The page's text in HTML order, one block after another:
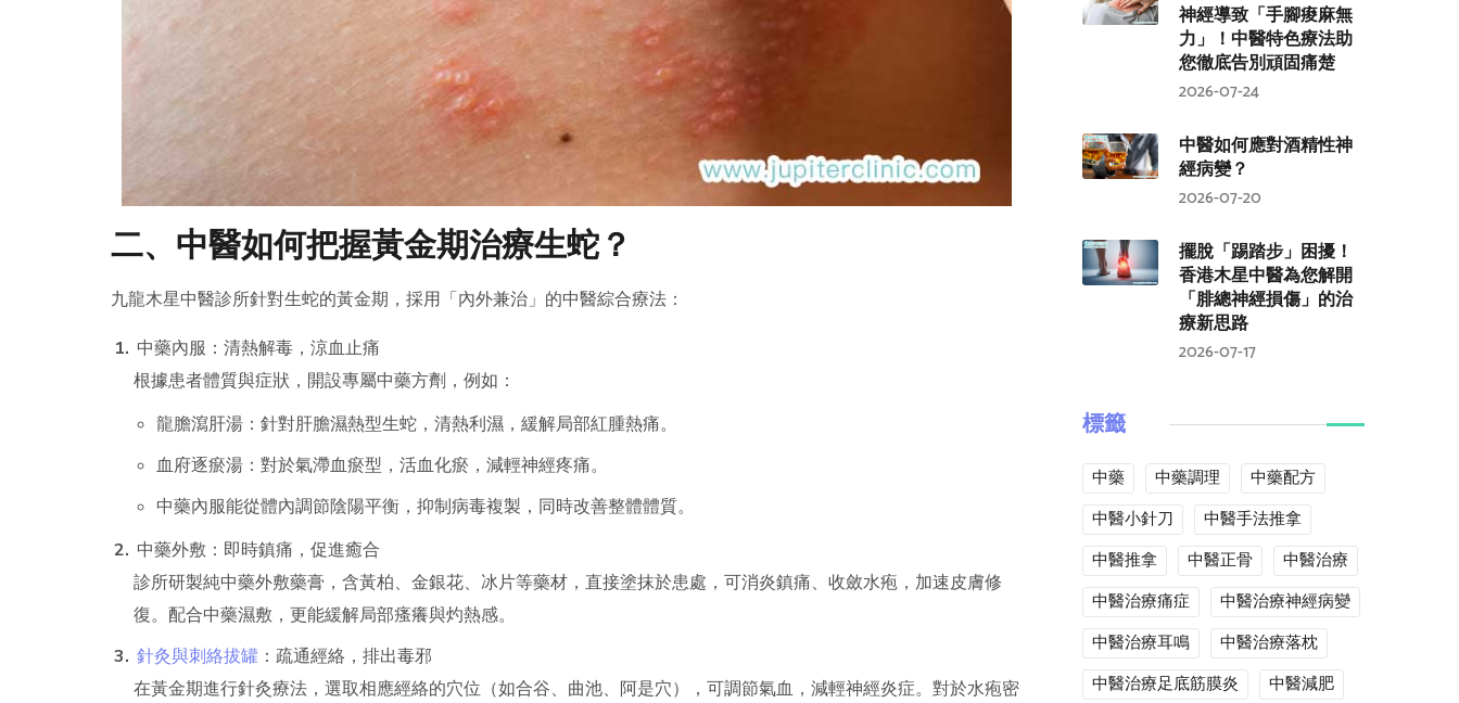
二、中醫如何把握黃金期治療生蛇？
九龍木星中醫診所針對生蛇的黃金期，採用「內外兼治」的中醫綜合療法：
中藥內服：清熱解毒，涼血止痛
根據患者體質與症狀，開設專屬中藥方劑，例如：
龍膽瀉肝湯：針對肝膽濕熱型生蛇，清熱利濕，緩解局部紅腫熱痛。
血府逐瘀湯：對於氣滯血瘀型，活血化瘀，減輕神經疼痛。
中藥內服能從體內調節陰陽平衡，抑制病毒複製，同時改善整體體質。
中藥外敷：即時鎮痛，促進癒合
診所研製純中藥外敷藥膏，含黃柏、金銀花、冰片等藥材，直接塗抹於患處，可消炎鎮痛、收斂水疱，加速皮膚修
復。配合中藥濕敷，更能緩解局部瘙癢與灼熱感。
針灸與刺絡拔罐：疏通經絡，排出毒邪
在黃金期進行針灸療法，選取相應經絡的穴位（如合谷、曲池、阿是穴），可調節氣血，減輕神經炎症。對於水疱密
神經導致「手腳痠麻無
力」！中醫特色療法助
您徹底告別頑固痛楚
2026-07-24
中醫如何應對酒精性神
經病變？
2026-07-20
擺脫「踢踏步」困擾！
香港木星中醫為您解開
「腓總神經損傷」的治
療新思路
2026-07-17
標籤
中藥 中藥調理
中藥配方
中醫小針刀
中醫手法推拿
中醫推拿
中醫正骨
中醫治療
中醫治療痛症
中醫治療神經病變
中醫治療耳鳴
中醫治療落枕
中醫治療足底筋膜炎
中醫減肥